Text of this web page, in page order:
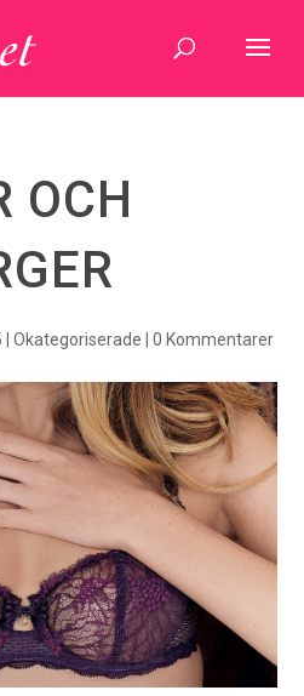
OCH
|Okategoriserade |0 Kommentarer